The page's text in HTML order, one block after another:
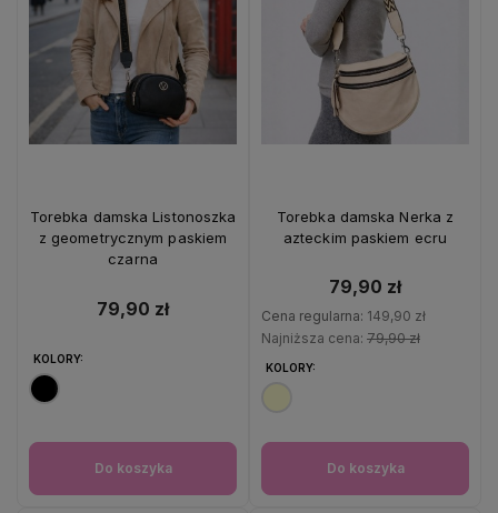
Torebka damska Listonoszka
z geometrycznym paskiem
czarna
79,90 zł
KOLORY:
Do koszyka
Torebka damska Nerka z
azteckim paskiem ecru
79,90 zł
Cena regularna: 149,90 zł
Najniższa cena: 79,90 zł
KOLORY:
Do koszyka